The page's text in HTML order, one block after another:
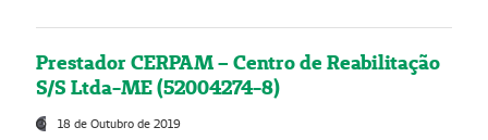
Prestador CERPAM – Centro de Reabilitação
S/S Ltda-ME (52004274-8)
18 de Outubro de 2019